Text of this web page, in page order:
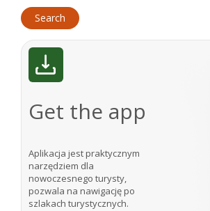
Get the app
Aplikacja jest praktycznym
narzędziem dla
nowoczesnego turysty,
pozwala na nawigację po
szlakach turystycznych.